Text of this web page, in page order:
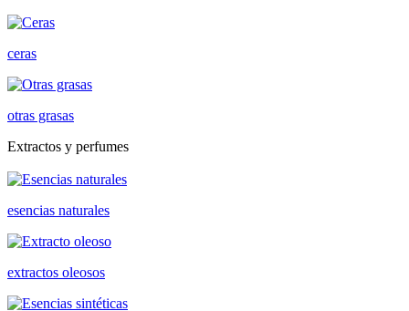
ceras
otras grasas
Extractos y perfumes
esencias naturales
extractos oleosos